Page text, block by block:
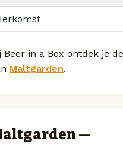
Beer in a Box ontdek je
Maltgarden.
—